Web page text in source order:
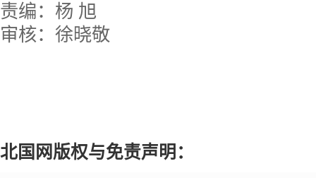
责编：杨 旭
审核：徐晓敬
北国网版权与免责声明：